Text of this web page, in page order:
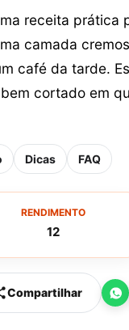
receita
camada
café da tarde.
cortado em
Dicas FAQ
RENDIMENTO
12
Compartilhar